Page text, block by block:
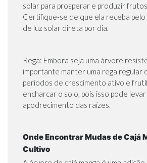
solar para prosperar e produzir
Certifique-se de que ela receba pelo
de luz solar direta por dia.
Rega: Embora seja uma árvore
importante manter uma rega regular
períodos de crescimento ativo e
encharcar o solo, pois isso pode
apodrecimento das raízes.
Onde Encontrar Mudas de Cajá
Cultivo